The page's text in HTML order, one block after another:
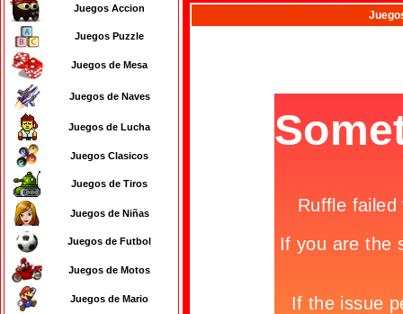
Juegos Accion
Juegos Puzzle
Juegos de Mesa
Juegos de Naves
Juegos de Lucha
Juegos Clasicos
Juegos de Tiros
Juegos de Niñas
Juegos de Futbol
Juegos de Motos
Juegos de Mario